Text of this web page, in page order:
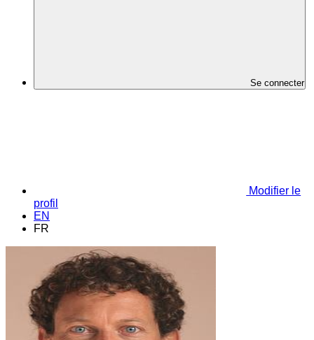
Se connecter
Modifier le
profil
EN
FR